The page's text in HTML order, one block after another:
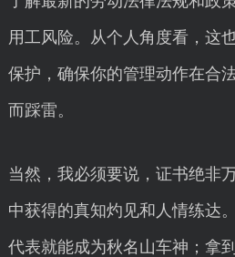
用工风险。从个人角度看，这
保护，确保你的管理动作在合
而踩雷。
当然，我必须要说，证书绝非
中获得的真知灼见和人情练达
代表就能成为秋名山车神；拿